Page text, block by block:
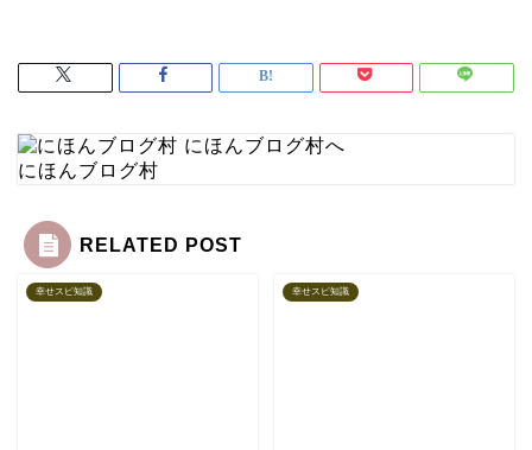
にほんブログ村
RELATED POST
幸せスピ知識 幸せスピ知識